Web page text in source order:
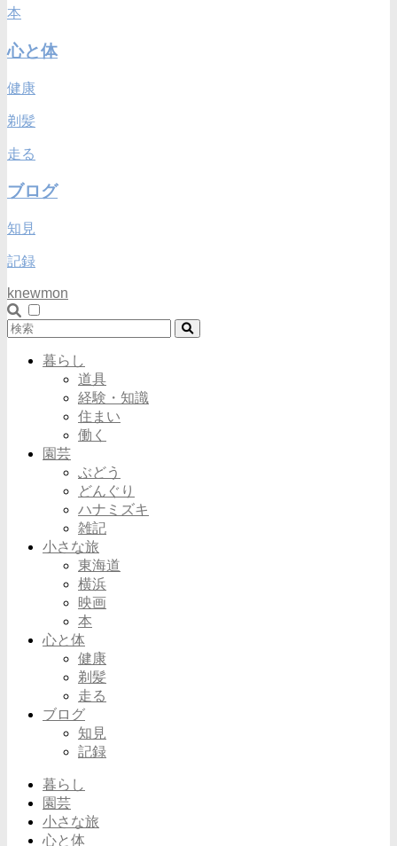
本
心と体
健康
剃髪
走る
ブログ
知見
記録
knewmon
暮らし
道具
経験・知識
住まい
働く
園芸
ぶどう
どんぐり
ハナミズキ
雑記
小さな旅
東海道
横浜
映画
本
心と体
健康
剃髪
走る
ブログ
知見
記録
暮らし
園芸
小さな旅
心と体